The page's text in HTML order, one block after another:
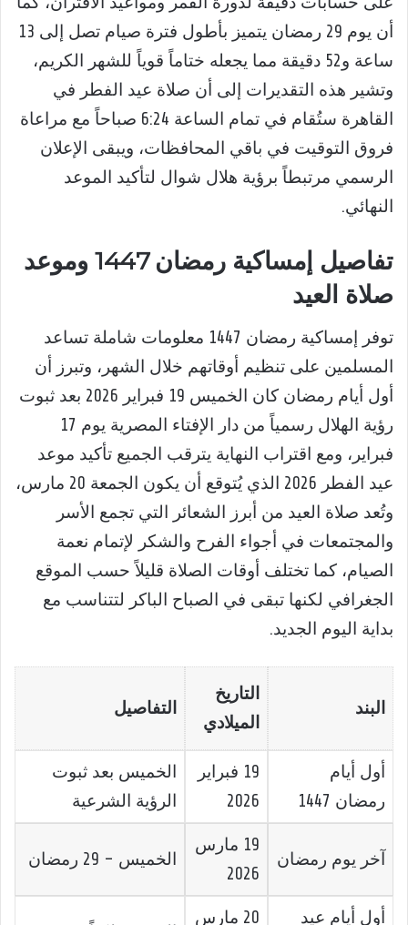
أن يوم 29 رمضان يتميز بأطول فترة صيام تصل إلى 13
ساعة و52 دقيقة مما يجعله ختاماً قوياً للشهر الكريم،
وتشير هذه التقديرات إلى أن صلاة عيد الفطر في
القاهرة ستُقام في تمام الساعة 6:24 صباحاً مع مراعاة
فروق التوقيت في باقي المحافظات، ويبقى الإعلان
الرسمي مرتبطاً برؤية هلال شوال لتأكيد الموعد
النهائي.
تفاصيل إمساكية رمضان 1447 وموعد
صلاة العيد
توفر إمساكية رمضان 1447 معلومات شاملة تساعد
المسلمين على تنظيم أوقاتهم خلال الشهر، وتبرز أن
أول أيام رمضان كان الخميس 19 فبراير 2026 بعد ثبوت
رؤية الهلال رسمياً من دار الإفتاء المصرية يوم 17
فبراير، ومع اقتراب النهاية يترقب الجميع تأكيد موعد
عيد الفطر 2026 الذي يُتوقع أن يكون الجمعة 20 مارس،
وتُعد صلاة العيد من أبرز الشعائر التي تجمع الأسر
والمجتمعات في أجواء الفرح والشكر لإتمام نعمة
الصيام، كما تختلف أوقات الصلاة قليلاً حسب الموقع
الجغرافي لكنها تبقى في الصباح الباكر لتتناسب مع
بداية اليوم الجديد.
البند
التاريخ
الميلادي
التفاصيل
أول أيام
رمضان 1447
19 فبراير
2026
الخميس بعد ثبوت
الرؤية الشرعية
آخر يوم رمضان
19 مارس
2026
الخميس – 29 رمضان
أول أيام عيد
20 مارس